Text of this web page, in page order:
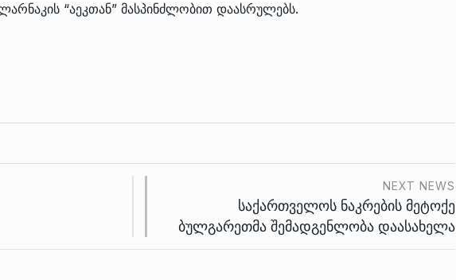
“აეკთან” მასპინძლობით დაასრულებს.
NEXT NEWS
საქართველოს ნაკრების მეტოქე
ბულგარეთმა შემადგენლობა დაასახელა